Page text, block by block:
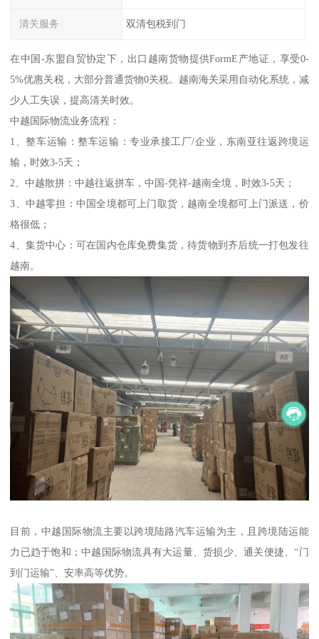
清关服务 双清包税到门
在中国-东盟自贸协定下，出口越南货物提供FormE产地证，享受0-
5%优惠关税，大部分普通货物0关税。越南海关采用自动化系统，减
少人工失误，提高清关时效。
中越国际物流业务流程：
1、整车运输：整车运输：专业承接工厂/企业，东南亚往返跨境运
输，时效3-5天；
2、中越散拼：中越往返拼车，中国-凭祥-越南全境，时效3-5天；
3、中越零担：中国全境都可上门取货，越南全境都可上门派送，价
格很低；
4、集货中心：可在国内仓库免费集货，待货物到齐后统一打包发往
越南。
目前，中越国际物流主要以跨境陆路汽车运输为主，且跨境陆运能
力已趋于饱和；中越国际物流具有大运量、货损少、通关便捷、“门
到门运输”、安率高等优势。